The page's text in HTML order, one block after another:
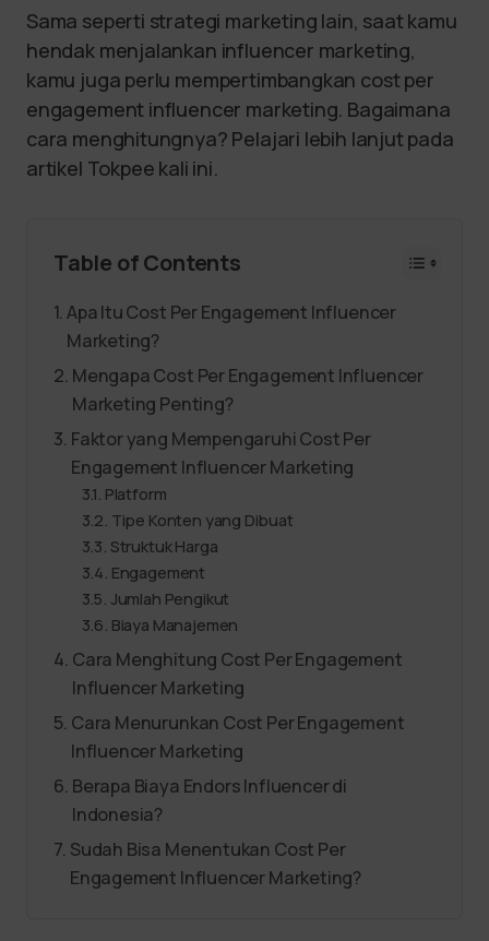
Sama seperti strategi marketing lain, saat kamu
hendak menjalankan influencer marketing,
kamu juga perlu mempertimbangkan cost per
engagement influencer marketing. Bagaimana
cara menghitungnya? Pelajari lebih lanjut pada
artikel Tokpee kali ini.
Table of Contents
Apa Itu Cost Per Engagement Influencer
Marketing?
Mengapa Cost Per Engagement Influencer
Marketing Penting?
Faktor yang Mempengaruhi Cost Per
Engagement Influencer Marketing
Platform
Tipe Konten yang Dibuat
Struktuk Harga
Engagement
Jumlah Pengikut
Biaya Manajemen
Cara Menghitung Cost Per Engagement
Influencer Marketing
Cara Menurunkan Cost Per Engagement
Influencer Marketing
Berapa Biaya Endors Influencer di
Indonesia?
Sudah Bisa Menentukan Cost Per
Engagement Influencer Marketing?